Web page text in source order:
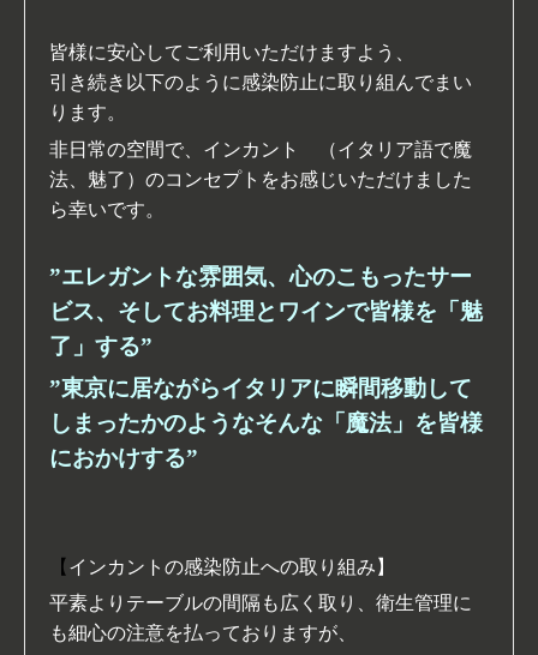
皆様に安心してご利用いただけますよう、
引き続き以下のように感染防止に取り組んでまい
ります。
非日常の空間で、インカント （イタリア語で魔
法、魅了）のコンセプトをお感じいただけました
ら幸いです。
”エレガントな雰囲気、心のこもったサー
ビス、そしてお料理とワインで皆様を「魅
了」する”
”東京に居ながらイタリアに瞬間移動して
しまったかのようなそんな「魔法」を皆様
におかけする”
【 インカントの感染防止への取り組み】
平素よりテーブルの間隔も広く取り、衛生管理に
も細心の注意を払っておりますが、